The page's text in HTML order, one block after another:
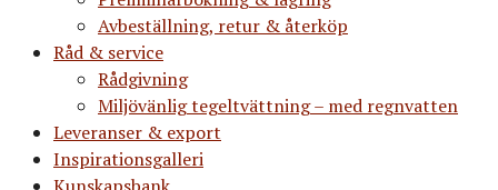
Avbeställning, retur & återköp
Råd & service
Rådgivning
Miljövänlig tegeltvättning – med regnvatten
Leveranser & export
Inspirationsgalleri